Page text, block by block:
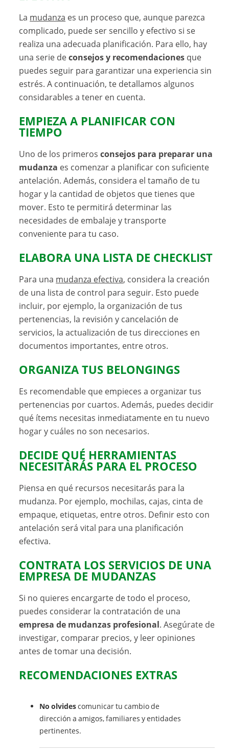
La mudanza es un proceso que, aunque parezca
complicado, puede ser sencillo y efectivo si se
realiza una adecuada planificación. Para ello, hay
una serie deconsejos y recomendaciones que
puedes seguir para garantizar una experiencia sin
estrés. A continuación, te detallamos algunos
considarables a tener en cuenta.
EMPIEZA A PLANIFICAR CON
TIEMPO
Uno de los primerosconsejos para preparar una
mudanza es comenzar a planificar con suficiente
antelación. Además, considera el tamaño de tu
hogar y la cantidad de objetos que tienes que
mover. Esto te permitirá determinar las
necesidades de embalaje y transporte
conveniente para tu caso.
ELABORA UNA LISTA DE CHECKLIST
Para una mudanza efectiva, considera la creación
de una lista de control para seguir. Esto puede
incluir, por ejemplo, la organización de tus
pertenencias, la revisión y cancelación de
servicios, la actualización de tus direcciones en
documentos importantes, entre otros.
ORGANIZA TUS BELONGINGS
Es recomendable que empieces a organizar tus
pertenencias por cuartos. Además, puedes decidir
qué ítems necesitas inmediatamente en tu nuevo
hogar y cuáles no son necesarios.
DECIDE QUÉ HERRAMIENTAS
NECESITARÁS PARA EL PROCESO
Piensa en qué recursos necesitarás para la
mudanza. Por ejemplo, mochilas, cajas, cinta de
empaque, etiquetas, entre otros. Definir esto con
antelación será vital para una planificación
efectiva.
CONTRATA LOS SERVICIOS DE UNA
EMPRESA DE MUDANZAS
Si no quieres encargarte de todo el proceso,
puedes considerar la contratación de una
empresa de mudanzas profesional. Asegúrate de
investigar, comparar precios, y leer opiniones
antes de tomar una decisión.
RECOMENDACIONES EXTRAS
No olvidescomunicar tu cambio de
dirección a amigos, familiares y entidades
pertinentes.